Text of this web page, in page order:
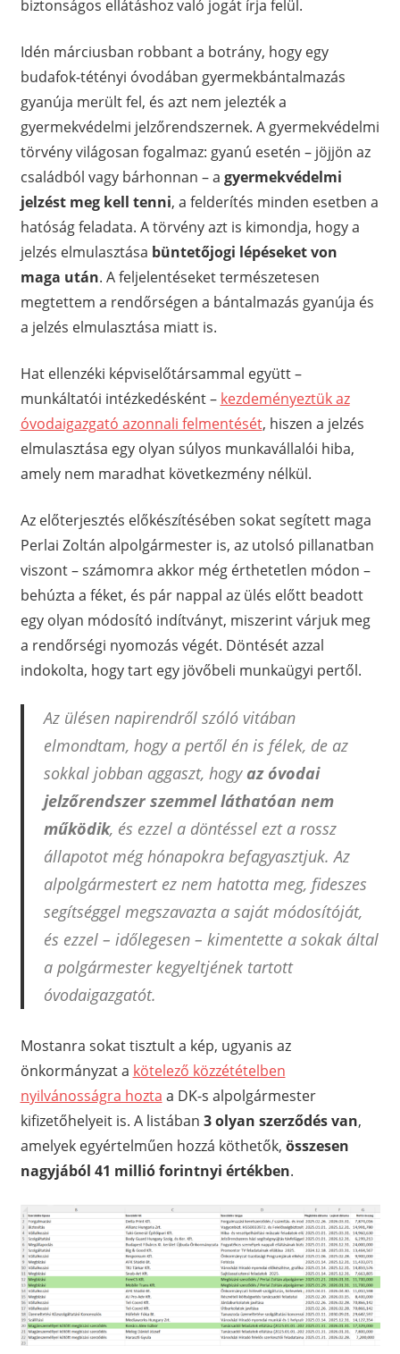
biztonságos ellátáshoz való jogát írja felül.
Idén márciusban robbant a botrány, hogy egy
budafok-tétényi óvodában gyermekbántalmazás
gyanúja merült fel, és azt nem jelezték a
gyermekvédelmi jelzőrendszernek. A gyermekvédelmi
törvény világosan fogalmaz: gyanú esetén – jöjjön az
családból vagy bárhonnan – a gyermekvédelmi
jelzést meg kell tenni, a felderítés minden esetben a
hatóság feladata. A törvény azt is kimondja, hogy a
jelzés elmulasztása büntetőjogi lépéseket von
maga után. A feljelentéseket természetesen
megtettem a rendőrségen a bántalmazás gyanúja és
a jelzés elmulasztása miatt is.
Hat ellenzéki képviselőtársammal együtt –
munkáltatói intézkedésként – kezdeményeztük az
óvodaigazgató azonnali felmentését, hiszen a jelzés
elmulasztása egy olyan súlyos munkavállalói hiba,
amely nem maradhat következmény nélkül.
Az előterjesztés előkészítésében sokat segített maga
Perlai Zoltán alpolgármester is, az utolsó pillanatban
viszont – számomra akkor még érthetetlen módon –
behúzta a féket, és pár nappal az ülés előtt beadott
egy olyan módosító indítványt, miszerint várjuk meg
a rendőrségi nyomozás végét. Döntését azzal
indokolta, hogy tart egy jövőbeli munkaügyi pertől.
Az ülésen napirendről szóló vitában
elmondtam, hogy a pertől én is félek, de az
sokkal jobban aggaszt, hogyaz óvodai
jelzőrendszer szemmel láthatóan nem
működik, és ezzel a döntéssel ezt a rossz
állapotot még hónapokra befagyasztjuk. Az
alpolgármestert ez nem hatotta meg, fideszes
segítséggel megszavazta a saját módosítóját,
és ezzel – időlegesen – kimentette a sokak által
a polgármester kegyeltjének tartott
óvodaigazgatót.
Mostanra sokat tisztult a kép, ugyanis az
önkormányzat a kötelező közzétételben
nyilvánosságra hozta a DK-s alpolgármester
kifizetőhelyeit is. A listában 3 olyan szerződés van,
amelyek egyértelműen hozzá köthetők, összesen
nagyjából 41 millió forintnyi értékben.